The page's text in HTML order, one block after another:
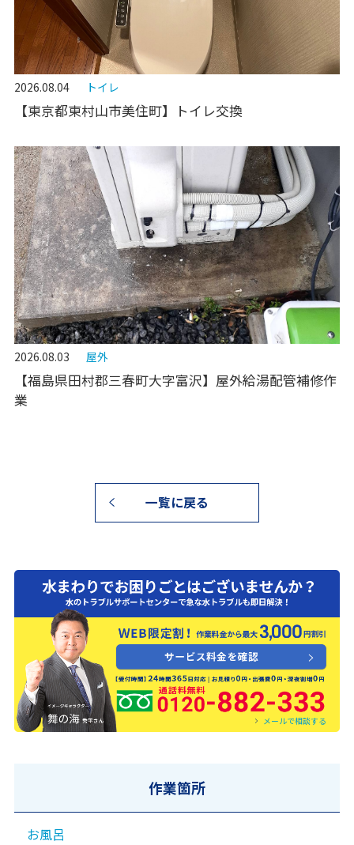
2026.08.04 トイレ
【東京都東村山市美住町】トイレ交換
2026.08.03 屋外
【福島県田村郡三春町大字富沢】屋外給湯配管補修作
業
一覧に戻る
0120-882-333
メールで相談する
作業箇所
お風呂